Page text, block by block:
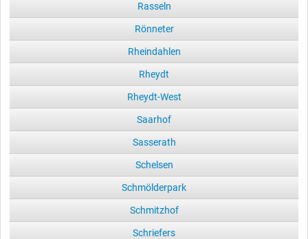
Rasseln
Rönneter
Rheindahlen
Rheydt
Rheydt-West
Saarhof
Sasserath
Schelsen
Schmölderpark
Schmitzhof
Schriefers